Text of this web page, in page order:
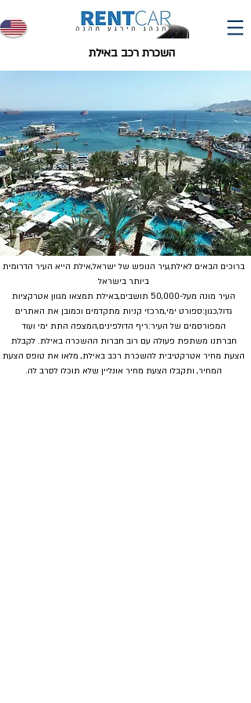
השכרת רכב באילת
ברוכים הבאים לאילת,עיר הנופש של ישראל,אילת הייא העיר הדרומית
ביותר בישראל
העיר מונה מעל-50,000 תושבים,באילת תמצאו מגוון אטרקציות
גדול,כגון:ספורט ימי,מרכזי קניות מתקדמים וכמובן את האתרים
המפורסמים של העיר:ריף הדולפינים,המצפה התת ימי ועוד
חברתנו משתפת פעולה עם רוב חברות ההשכרה באילת. לקבלת
הצעת מחיר אטרקטיבית להשכרת רכב באילת, מלאו את טופס הצעת
המחיר, ותקבלו הצעת מחיר אונליין שלא תוכלו לסרב לה.